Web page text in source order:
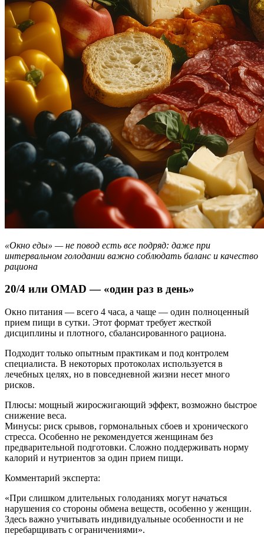
«Окно еды» — не повод есть все подряд: даже при
интервальном голодании важно соблюдать баланс и качество
рациона
20/4 или OMAD — «один раз в день»
Окно питания — всего 4 часа, а чаще — один полноценный
прием пищи в сутки. Этот формат требует жесткой
дисциплины и плотного, сбалансированного рациона.
Подходит только опытным практикам и под контролем
специалиста. В некоторых протоколах используется в
лечебных целях, но в повседневной жизни несет много
рисков.
Плюсы: мощный жиросжигающий эффект, возможно быстрое
снижение веса.
Минусы: риск срывов, гормональных сбоев и хронического
стресса. Особенно не рекомендуется женщинам без
предварительной подготовки. Сложно поддерживать норму
калорий и нутриентов за один прием пищи.
Комментарий эксперта:
«При слишком длительных голоданиях могут начаться
нарушения со стороны обмена веществ, особенно у женщин.
Здесь важно учитывать индивидуальные особенности и не
перебарщивать с ограничениями».